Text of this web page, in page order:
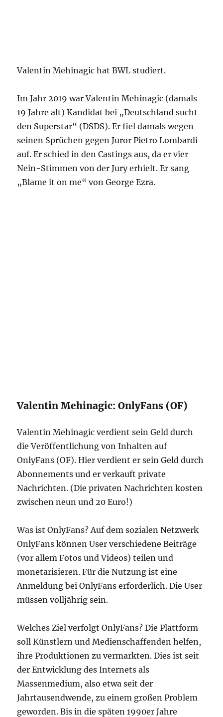
Valentin Mehinagic hat BWL studiert.
Im Jahr 2019 war Valentin Mehinagic (damals
19 Jahre alt) Kandidat bei „Deutschland sucht
den Superstar“ (DSDS). Er fiel damals wegen
seinen Sprüchen gegen Juror Pietro Lombardi
auf. Er schied in den Castings aus, da er vier
Nein-Stimmen von der Jury erhielt. Er sang
„Blame it on me“ von George Ezra.
Valentin Mehinagic: OnlyFans (OF)
Valentin Mehinagic verdient sein Geld durch
die Veröffentlichung von Inhalten auf
OnlyFans (OF). Hier verdient er sein Geld durch
Abonnements und er verkauft private
Nachrichten. (Die privaten Nachrichten kosten
zwischen neun und 20 Euro!)
Was ist OnlyFans? Auf dem sozialen Netzwerk
OnlyFans können User verschiedene Beiträge
(vor allem Fotos und Videos) teilen und
monetarisieren. Für die Nutzung ist eine
Anmeldung bei OnlyFans erforderlich. Die User
müssen volljährig sein.
Welches Ziel verfolgt OnlyFans? Die Plattform
soll Künstlern und Medienschaffenden helfen,
ihre Produktionen zu vermarkten. Dies ist seit
der Entwicklung des Internets als
Massenmedium, also etwa seit der
Jahrtausendwende, zu einem großen Problem
geworden. Bis in die späten 1990er Jahre